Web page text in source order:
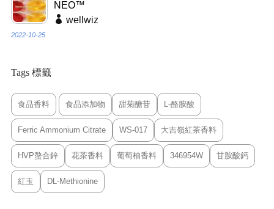
NEO™
wellwiz
2022-10-25
Tags 標籤
食品香料 食品添加物 甜菊醣苷 L-酪胺酸
Ferric Ammonium Citrate WS-017 大吉嶺紅茶香料
HVP螯合鋅 花茶香料 葡萄柚香料 346954W 甘胺酸鈣
紅玉 DL-Methionine